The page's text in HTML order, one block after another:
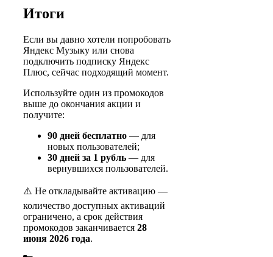
Итоги
Если вы давно хотели попробовать
Яндекс Музыку или снова
подключить подписку Яндекс
Плюс, сейчас подходящий момент.
Используйте один из промокодов
выше до окончания акции и
получите:
90 дней бесплатно — для
новых пользователей;
30 дней за 1 рубль — для
вернувшихся пользователей.
⚠️ Не откладывайте активацию —
количество доступных активаций
ограничено, а срок действия
промокодов заканчивается 28
июня 2026 года.